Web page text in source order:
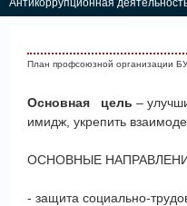
Антикоррупционная
План профсоюзной организации
Основная цель –
имидж, укрепить
ОСНОВНЫЕ
- защита социально-